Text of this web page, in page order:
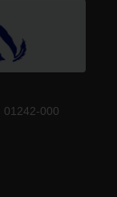
01242-000